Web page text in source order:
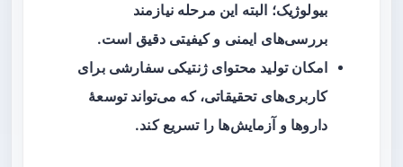
بیولوژیک؛ البته این مرحله نیازمند
بررسی‌های ایمنی و کیفیتی دقیق است.
امکان تولید محتوای ژنتیکی سفارشی برای
کاربری‌های تحقیقاتی، که می‌تواند توسعهٔ
داروها و آزمایش‌ها را تسریع کند.